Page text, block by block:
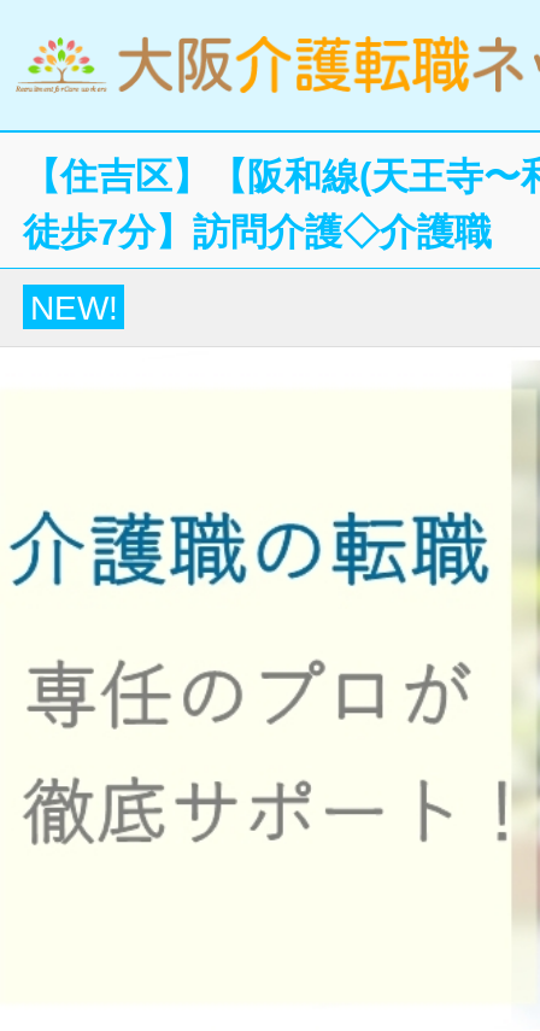
【住吉区】【阪和線(天王寺
徒歩7分】訪問介護◇介護職
NEW!